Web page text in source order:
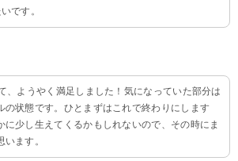
です。
、ようやく満足しました！気になっていた部分は
の状態です。ひとまずはこれで終わりにします
に少し生えてくるかもしれないので、その時にま
います。